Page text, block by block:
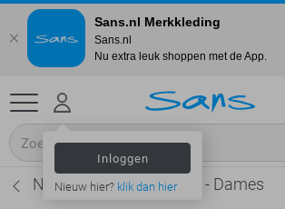
Inloggen
Nieuw hier? klik dan hier
Noisy may Spijkerjasjes - Dames
Sans.nl Merkkleding
Sans.nl
Nu extra leuk shoppen met de App.